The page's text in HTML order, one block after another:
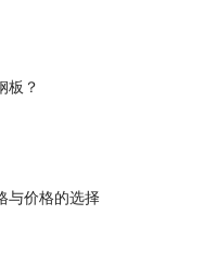
板？
与价格的选择